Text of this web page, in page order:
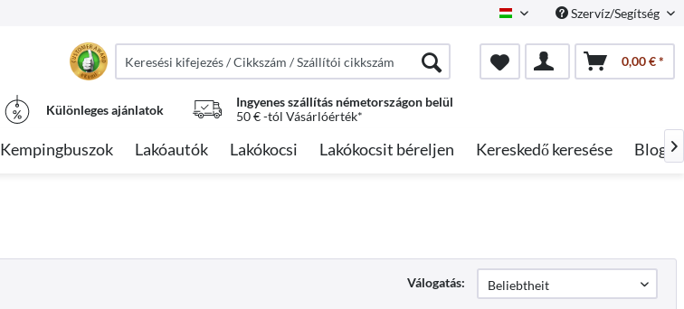
HungarianSzervíz/Segítség
0,00 € *
Különleges ajánlatok
Ingyenes szállítás németországon belül
50 € -tól Vásárlóérték*
Kempingbuszok Lakóautók Lakókocsi Lakókocsit béreljen Kereskedő keresése Blog 
Válogatás: